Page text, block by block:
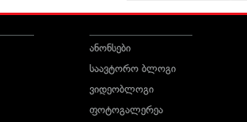
ანონსები
საავტორო ბლოგი
ვიდეობლოგი
ფოტოგალერეა